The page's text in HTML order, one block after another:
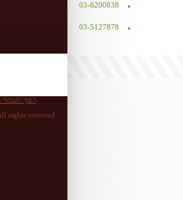
03-6200838
03-5127878
הפוך לעמוד
rights reserved